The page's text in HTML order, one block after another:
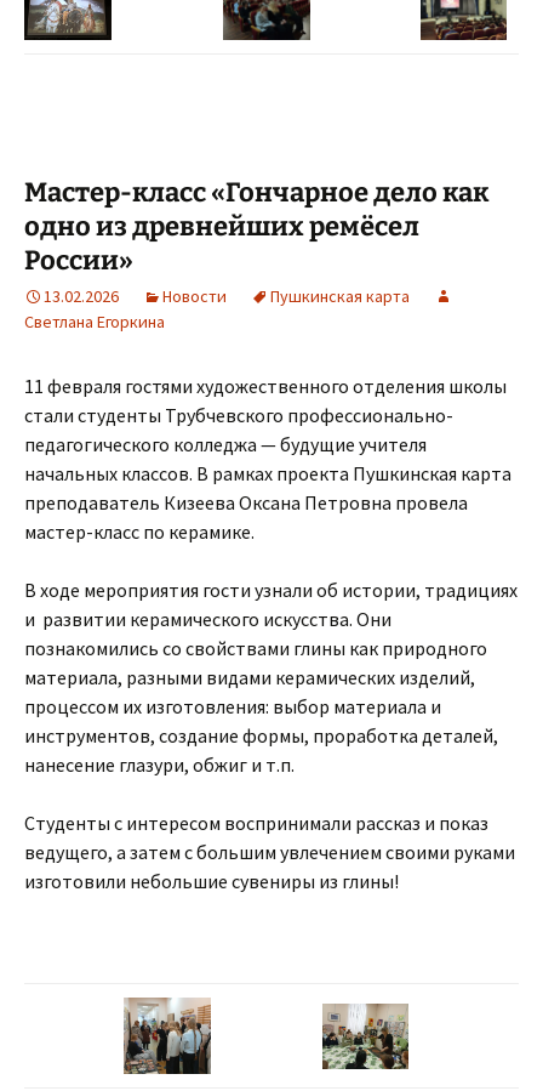
Мастер-класс «Гончарное дело как
одно из древнейших ремёсел
России»
13.02.2026 Новости
Пушкинская карта
Светлана Егоркина
11 февраля гостями художественного отделения школы
стали студенты Трубчевского профессионально-
педагогического колледжа — будущие учителя
начальных классов. В рамках проекта Пушкинская карта
преподаватель Кизеева Оксана Петровна провела
мастер-класс по керамике.
В ходе мероприятия гости узнали об истории, традициях
и развитии керамического искусства. Они
познакомились со свойствами глины как природного
материала, разными видами керамических изделий,
процессом их изготовления: выбор материала и
инструментов, создание формы, проработка деталей,
нанесение глазури, обжиг и т.п.
Студенты с интересом воспринимали рассказ и показ
ведущего, а затем с большим увлечением своими руками
изготовили небольшие сувениры из глины!